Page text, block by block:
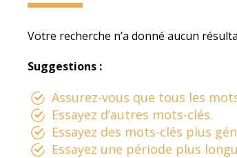
Votre recherche n’a donné aucun
Suggestions :
Assurez-vous que tous les
Essayez d’autres mots-clés.
Essayez des mots-clés plus
Essayez une période plus